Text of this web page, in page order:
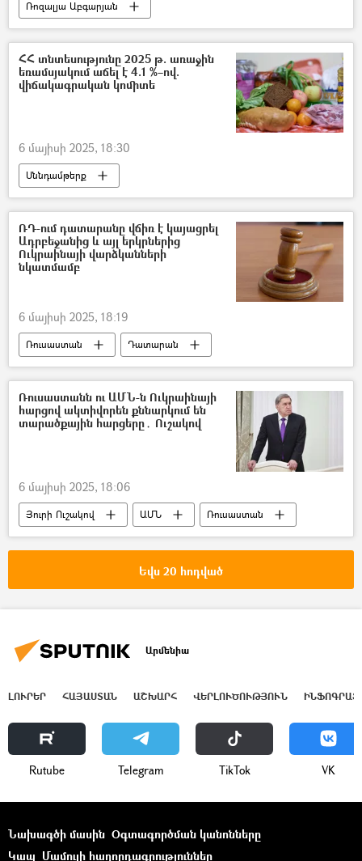
Ռոզալյա Աբգարյան
Հայրենական մեծ պատերազմ
Հայրենական մեծ պատերազմի վետերան
Ռուսաստան
Մոսկվա Չինաստան
ՀՀ տնտեսությունը 2025 թ. առաջին
եռամսյակում աճել է 4.1 %–ով.
վիճակագրական կոմիտե
6 մայիսի 2025, 18:30
Սննդամթերք
Ազգային վիճակագրական ծառայություն (ԱՎԾ)
Տնտեսություն
ՌԴ-ում դատարանը վճիռ է կայացրել
Ադրբեջանից և այլ երկրներից
Ուկրաինայի վարձկանների
նկատմամբ
6 մայիսի 2025, 18:19
Ռուսաստան
Դատարան
վարձկաններ
դատավճիռ
Ռուսաստանն ու ԱՄՆ-ն Ուկրաինայի
հարցով ակտիվորեն քննարկում են
տարածքային հարցերը․ Ուշակով
6 մայիսի 2025, 18:06
Յուրի Ուշակով ԱՄՆ
Ռուսաստան
բանակցություններ
Եվս 20 հոդված
Արմենիա
ԼՈՒՐԵՐ ՀԱՅԱՍՏԱՆ ԱՇԽԱՐՀ ՎԵՐԼՈՒԾՈՒԹՅՈՒՆ
Rutube Telegram ТikТоk VK
Նախագծի մասին Օգտագործման կանոնները
Կապ Մամուլի հաղորդագրություններ